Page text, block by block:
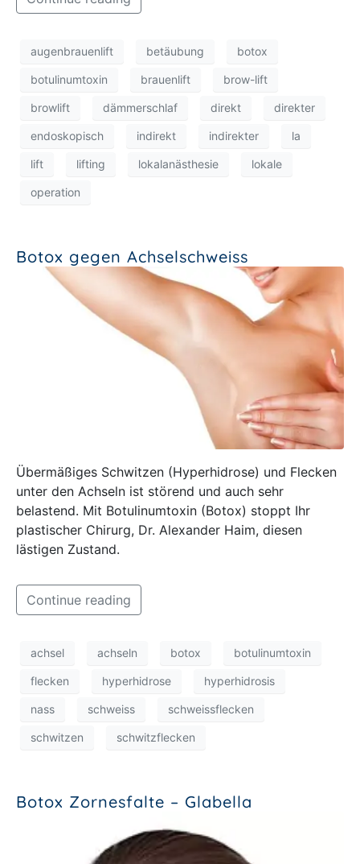
augenbrauenlift betäubung botox
botulinumtoxin brauenlift brow-lift
browlift dämmerschlaf direkt direkter
endoskopisch indirekt indirekter la
lift lifting lokalanästhesie lokale
operation
Botox gegen Achselschweiss
Übermäßiges Schwitzen (Hyperhidrose) und Flecken
unter den Achseln ist störend und auch sehr
belastend. Mit Botulinumtoxin (Botox) stoppt Ihr
plastischer Chirurg, Dr. Alexander Haim, diesen
lästigen Zustand.
Continue reading
achsel achseln botox botulinumtoxin
flecken hyperhidrose hyperhidrosis
nass schweiss schweissflecken
schwitzen schwitzflecken
Botox Zornesfalte – Glabella